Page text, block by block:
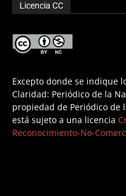
Licencia CC
Excepto donde se indique
Claridad: Periódico de la
propiedad de Periódico de
está sujeto a una licencia
Reconocimiento-No-